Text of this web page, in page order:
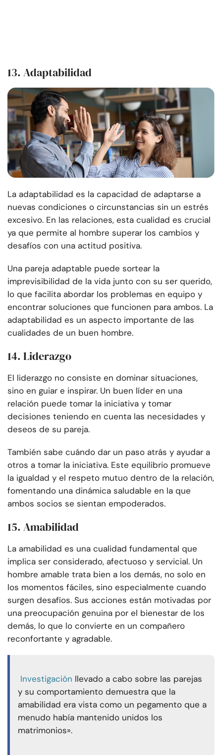
13. Adaptabilidad
La adaptabilidad es la capacidad de adaptarse a
nuevas condiciones o circunstancias sin un estrés
excesivo. En las relaciones, esta cualidad es crucial
ya que permite al hombre superar los cambios y
desafíos con una actitud positiva.
Una pareja adaptable puede sortear la
imprevisibilidad de la vida junto con su ser querido,
lo que facilita abordar los problemas en equipo y
encontrar soluciones que funcionen para ambos. La
adaptabilidad es un aspecto importante de las
cualidades de un buen hombre.
14. Liderazgo
El liderazgo no consiste en dominar situaciones,
sino en guiar e inspirar. Un buen líder en una
relación puede tomar la iniciativa y tomar
decisiones teniendo en cuenta las necesidades y
deseos de su pareja.
También sabe cuándo dar un paso atrás y ayudar a
otros a tomar la iniciativa. Este equilibrio promueve
la igualdad y el respeto mutuo dentro de la relación,
fomentando una dinámica saludable en la que
ambos socios se sientan empoderados.
15. Amabilidad
La amabilidad es una cualidad fundamental que
implica ser considerado, afectuoso y servicial. Un
hombre amable trata bien a los demás, no solo en
los momentos fáciles, sino especialmente cuando
surgen desafíos. Sus acciones están motivadas por
una preocupación genuina por el bienestar de los
demás, lo que lo convierte en un compañero
reconfortante y agradable.
Investigación llevado a cabo sobre las parejas
y su comportamiento demuestra que la
amabilidad era vista como un pegamento que a
menudo había mantenido unidos los
matrimonios».